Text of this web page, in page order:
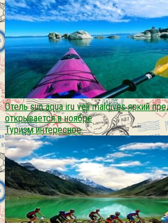
Отель sun aqua iru veli maldives яркий
открывается в ноябре
Туризм интересное